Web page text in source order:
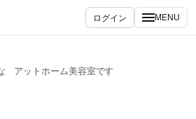
ログイン MENU
アットホーム美容室です